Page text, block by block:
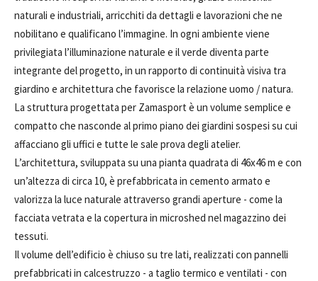
naturali e industriali, arricchiti da dettagli e lavorazioni che ne
nobilitano e qualificano l’immagine. In ogni ambiente viene
privilegiata l’illuminazione naturale e il verde diventa parte
integrante del progetto, in un rapporto di continuità visiva tra
giardino e architettura che favorisce la relazione uomo / natura.
La struttura progettata per Zamasport è un volume semplice e
compatto che nasconde al primo piano dei giardini sospesi su cui
affacciano gli uffici e tutte le sale prova degli atelier.
L’architettura, sviluppata su una pianta quadrata di 46x46 m e con
un’altezza di circa 10, è prefabbricata in cemento armato e
valorizza la luce naturale attraverso grandi aperture - come la
facciata vetrata e la copertura in microshed nel magazzino dei
tessuti.
Il volume dell’edificio è chiuso su tre lati, realizzati con pannelli
prefabbricati in calcestruzzo - a taglio termico e ventilati - con